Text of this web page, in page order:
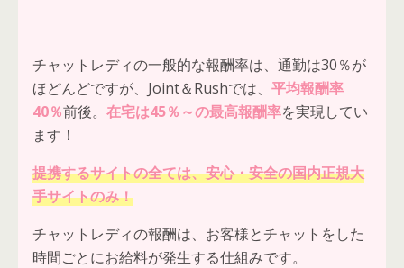
チャットレディの一般的な報酬率は、通勤は30％が
ほどんどですが、Joint＆Rushでは、 平均報酬率
40％前後。 在宅は45％～の最高報酬率を実現してい
ます！
提携するサイトの全ては、安心・安全の国内正規大
手サイトのみ！
チャットレディの報酬は、お客様とチャットをした
時間ごとにお給料が発生する仕組みです。